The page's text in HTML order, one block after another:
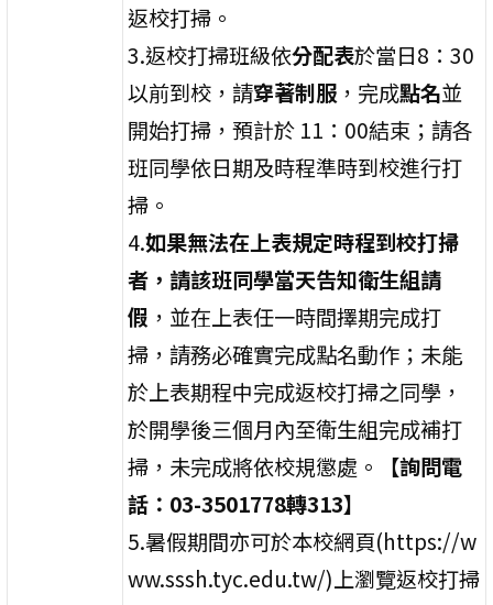
返校打掃。
3.返校打掃班級依分配表於當日8：30
以前到校，請穿著制服 ，完成點名並
開始打掃，預計於 11：00結束；請各
班同學依日期及時程準時到校進行打
掃。
4.如果無法在上表規定時程到校打掃
者，請該班同學當天告知衛生組請
假 ，並在上表任一時間擇期完成打
掃，請務必確實完成點名動作；未能
於上表期程中完成返校打掃之同學，
於開學後三個月內至衛生組完成補打
掃，未完成將依校規懲處。
【詢問電
話：03-3501778轉313】
5.暑假期間亦可於本校網頁(https://w
ww.sssh.tyc.edu.tw/)上瀏覽返校打掃